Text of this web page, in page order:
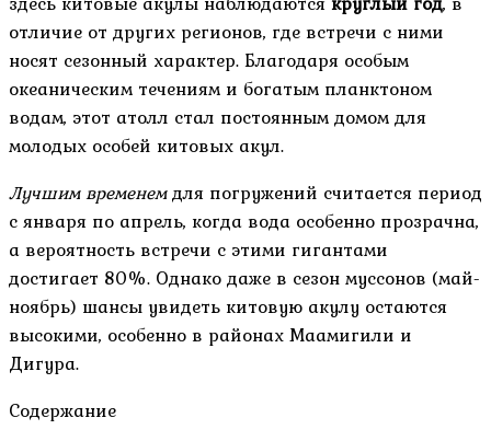
отличие от других регионов, где встречи с ними
носят сезонный характер. Благодаря особым
океаническим течениям и богатым планктоном
водам, этот атолл стал постоянным домом для
молодых особей китовых акул.
Лучшим временемдля погружений считается период
с января по апрель, когда вода особенно прозрачна,
а вероятность встречи с этими гигантами
достигает 80%. Однако даже в сезон муссонов (май-
ноябрь) шансы увидеть китовую акулу остаются
высокими, особенно в районах Маамигили и
Дигура.
Содержание